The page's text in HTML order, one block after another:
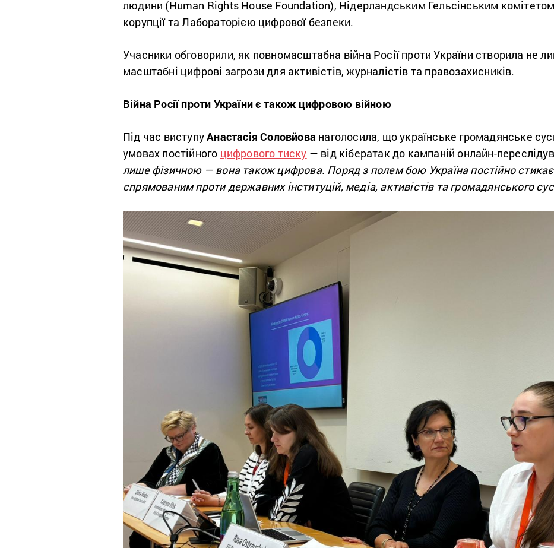
людини (Human Rights House Foundation), Нідерландським Гельсінським
корупції та Лабораторією цифрової безпеки.
Учасники обговорили, як повномасштабна війна Росії проти України створила не
масштабні цифрові загрози для активістів, журналістів та правозахисників.
Війна Росії проти України є також цифровою війною
Під час виступуАнастасія Соловйова наголосила, що українське громадянське
умовах постійного цифрового тиску — від кібератак до кампаній онлайн-
лише фізичною — вона також цифрова. Поряд з полем бою Україна постійно
спрямованим проти державних інституцій, медіа, активістів та громадянського